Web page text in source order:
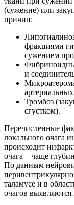
(сужение) или
причин:
фракциями
сужением
и
Тромбоз
сгустком).
Перечисленные
локального очага
происходит
очага – чаще
По данным
таламусе и в
очагов выявляются